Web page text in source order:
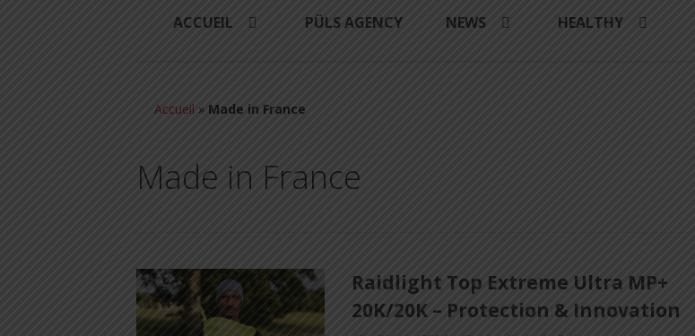
ACCUEIL PÜLS AGENCY NEWS HEALTHY
Accueil » Made in France
Made in France
Raidlight Top Extreme Ultra MP+
20K/20K – Protection & Innovation